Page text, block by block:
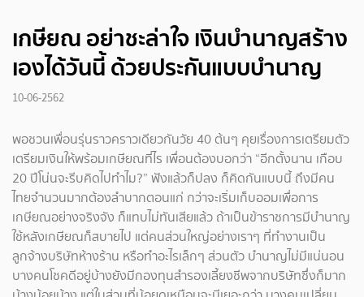
เกษียณ อย่าชะล่าใจ เงินบำนาญสร้าง
เองได้วันนี้ ด้วยประกันแบบบำนาญ
10-06-2562
พอชวนเพื่อนรุ่นราวคราวเดียวกันวัย 40 ต้นๆ คุยเรื่องการเตรียมตัว
เตรียมเงินให้พร้อมเกษียณที่ไร เพื่อนต้องบอกว่า “อีกตั้งนาน เกือบ
20 ปีโน่นจะรีบคิดไปทำไม?” ฟังแล้วก็ปลง ก็คิดกันแบบนี้ ถึงมีคน
ไทยจำนวนมากต้องลำบากตอนแก่ กว่าจะเริ่มเก็บออมเพื่อการ
เกษียณอย่างจริงจัง ก็แทบไม่ทันเสียแล้ว ถ้าเป็นข้าราชการมีบำนาญ
ใช้หลังเกษียณก็สบายไป แต่คนส่วนใหญ่อย่างเราๆ ที่ทำงานเป็น
ลูกจ้างบริษัทห้างร้าน หรือทำอะไรเล็กๆ ส่วนตัว บำนาญไม่มีแน่นอน
บางคนโชคดีอยู่บ้างยังมีกองทุนสำรองเลี้ยงชีพจากบริษัทซึ่งก็มาก